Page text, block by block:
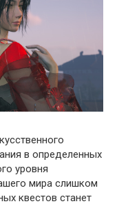
в определенных
уровня
мира слишком
квестов станет